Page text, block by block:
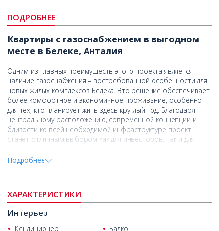
ПОДРОБНЕЕ
Квартиры с газоснабжением в выгодном
месте в Белеке, Анталия
Одним из главных преимуществ этого проекта является
наличие газоснабжения – востребованной особенности для
новых жилых комплексов Белека. Это решение обеспечивает
более комфортное и экономичное проживание, особенно
для тех, кто планирует жить здесь круглый год. Благодаря
центральному расположению, современной концепции и
близости ко всей необходимой инфраструктуре проект
станет отличным выбором как для инвесторов, так и для
Проект выполнен в современном архитектурном стиле и
открытый бассейн, благоустроенную территорию, открытую
парковку и систему видеонаблюдения. Квартиры передаются
со встроенной кухонной техникой, кондиционерами во всех
комнатах и качественной внутренней отделкой,
Подробнее
ХАРАКТЕРИСТИКИ
Интерьер
Кондиционер
Балкон